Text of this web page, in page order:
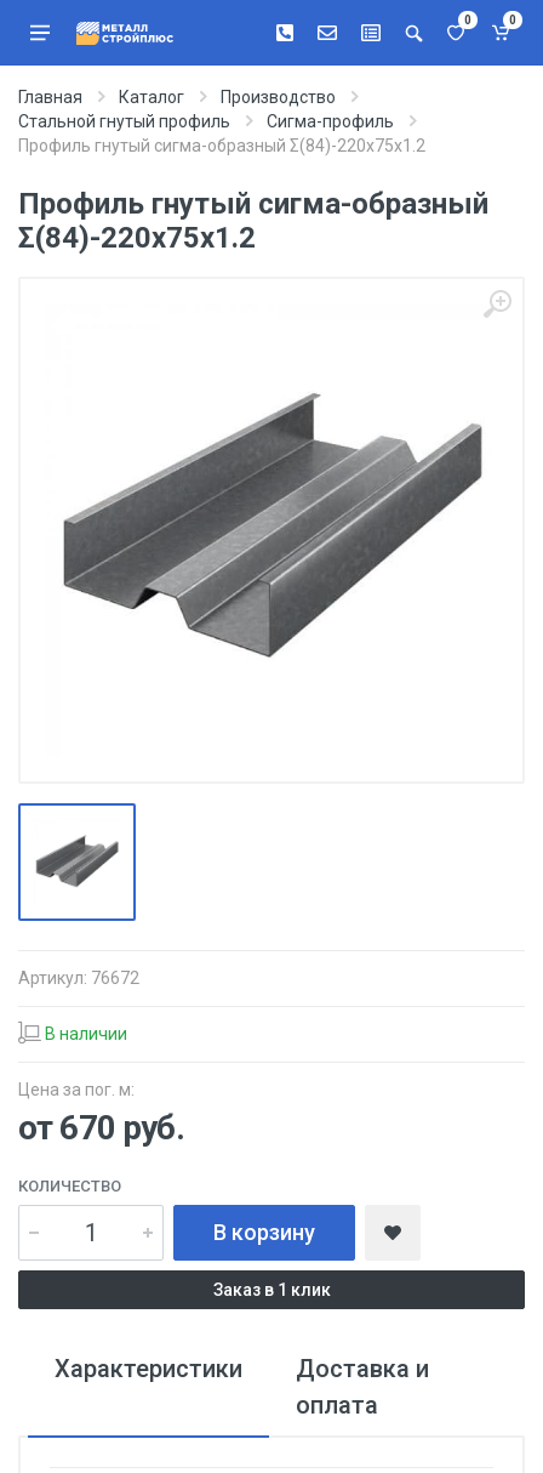
0 0
Главная Каталог
Производство
Стальной гнутый профиль
Сигма-профиль
Профиль гнутый сигма-образный Σ(84)-220х75х1.2
Профиль гнутый сигма-образный
Σ(84)-220х75х1.2
Артикул: 76672
В наличии
Цена за пог. м:
от 670 руб.
КОЛИЧЕСТВО
В корзину
Заказ в 1 клик
Характеристики
Доставка и
оплата